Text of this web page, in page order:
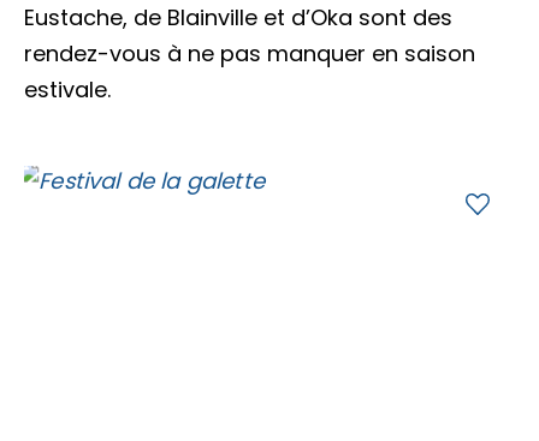
Nous joindre
Eustache, de Blainville et d’Oka sont des
rendez-vous à ne pas manquer en saison
estivale.